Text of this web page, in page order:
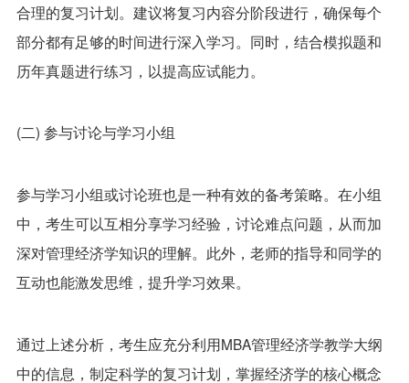
合理的复习计划。建议将复习内容分阶段进行，确保每个
部分都有足够的时间进行深入学习。同时，结合模拟题和
历年真题进行练习，以提高应试能力。
(二) 参与讨论与学习小组
参与学习小组或讨论班也是一种有效的备考策略。在小组
中，考生可以互相分享学习经验，讨论难点问题，从而加
深对管理经济学知识的理解。此外，老师的指导和同学的
互动也能激发思维，提升学习效果。
通过上述分析，考生应充分利用MBA管理经济学教学大纲
中的信息，制定科学的复习计划，掌握经济学的核心概念